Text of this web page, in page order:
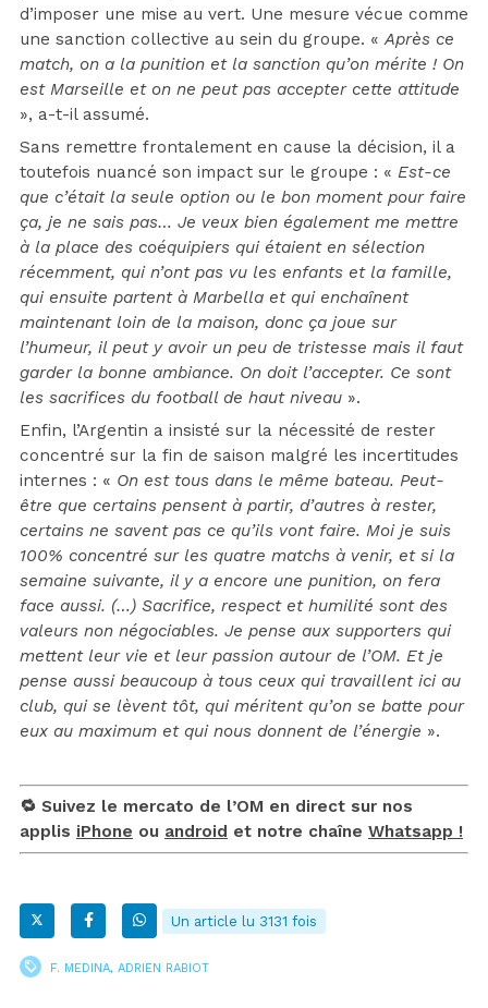
d’imposer une mise au vert. Une mesure vécue comme
une sanction collective au sein du groupe. « Après ce
match, on a la punition et la sanction qu’on mérite ! On
est Marseille et on ne peut pas accepter cette attitude
», a-t-il assumé.
Sans remettre frontalement en cause la décision, il a
toutefois nuancé son impact sur le groupe : « Est-ce
que c’était la seule option ou le bon moment pour faire
ça, je ne sais pas… Je veux bien également me mettre
à la place des coéquipiers qui étaient en sélection
récemment, qui n’ont pas vu les enfants et la famille,
qui ensuite partent à Marbella et qui enchaînent
maintenant loin de la maison, donc ça joue sur
l’humeur, il peut y avoir un peu de tristesse mais il faut
garder la bonne ambiance. On doit l’accepter. Ce sont
les sacrifices du football de haut niveau ».
Enfin, l’Argentin a insisté sur la nécessité de rester
concentré sur la fin de saison malgré les incertitudes
internes : « On est tous dans le même bateau. Peut-
être que certains pensent à partir, d’autres à rester,
certains ne savent pas ce qu’ils vont faire. Moi je suis
100% concentré sur les quatre matchs à venir, et si la
semaine suivante, il y a encore une punition, on fera
face aussi. (…) Sacrifice, respect et humilité sont des
valeurs non négociables. Je pense aux supporters qui
mettent leur vie et leur passion autour de l’OM. Et je
pense aussi beaucoup à tous ceux qui travaillent ici au
club, qui se lèvent tôt, qui méritent qu’on se batte pour
eux au maximum et qui nous donnent de l’énergie ».
🔁 Suivez le mercato de l’OM en direct sur nos
applis iPhone ou android et notre chaîne Whatsapp !
Un article lu 3131 fois
F. MEDINA, ADRIEN RABIOT